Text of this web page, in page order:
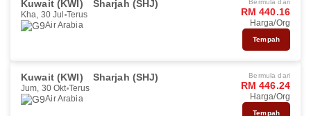
Kuwait (KWI) Sharjah (SHJ)
Kha, 30 Jul Terus
Air Arabia
Bermula dari
RM 440.16
Harga/Org
Tempah
Kuwait (KWI) Sharjah (SHJ)
Jum, 30 Okt Terus
Air Arabia
Bermula dari
RM 446.24
Harga/Org
Tempah